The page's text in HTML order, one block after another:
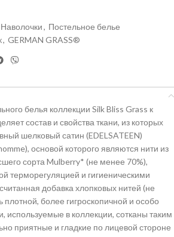
Наволочки, Постельное белье
, GERMAN GRASS®
белья коллекции Silk Bliss Grass к
состав и свойства ткани, из которых
шелковый сатин (EDELSATEEN)
основой которого являются нити из
сорта Mulberry* (не менее 70%),
терморегуляцией и гигиеническими
добавка хлопковых нитей (не
плотной, более гигроскопичной и особо
используемые в коллекции, сотканы таким
приятные и гладкие по лицевой стороне